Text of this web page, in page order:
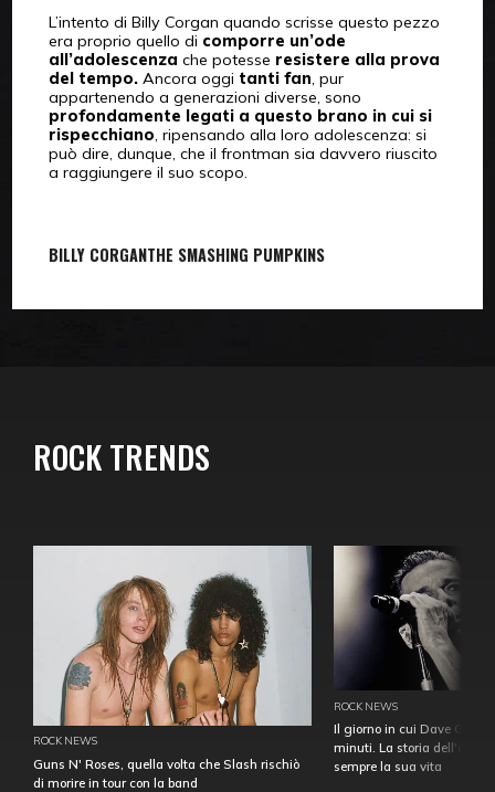
L’intento di Billy Corgan quando scrisse questo pezzo
era proprio quello di comporre un’ode
all’adolescenza che potesse resistere alla prova
del tempo.Ancora oggi tanti fan , pur
appartenendo a generazioni diverse, sono
profondamente legati a questo brano in cui si
rispecchiano , ripensando alla loro adolescenza: si
può dire, dunque, che il frontman sia davvero riuscito
a raggiungere il suo scopo.
BILLY CORGANTHE SMASHING PUMPKINS
ROCK TRENDS
ROCK NEWS
Guns N' Roses, quella volta che Slash rischiò
di morire in tour con la band
ROCK NEWS
Il giorno in cui Dave
minuti. La storia
sempre la sua vita